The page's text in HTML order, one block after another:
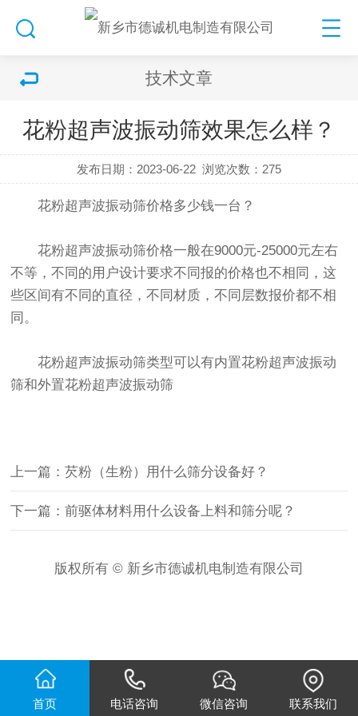
技术文章
花粉超声波振动筛效果怎么样？
发布日期：2023-06-22 浏览次数： 275
花粉超声波振动筛价格多少钱一台？
花粉超声波振动筛价格一般在9000元-25000元左右
不等，不同的用户设计要求不同报的价格也不相同，这
些区间有不同的直径，不同材质，不同层数报价都不相
同。
花粉超声波振动筛类型可以有内置花粉超声波振动
筛和外置花粉超声波振动筛
上一篇：芡粉（生粉）用什么筛分设备好？
下一篇：前驱体材料用什么设备上料和筛分呢？
版权所有 © 新乡市德诚机电制造有限公司
首页 电话咨询 微信咨询 联系我们